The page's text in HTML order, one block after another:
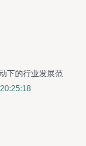
下的行业发展范